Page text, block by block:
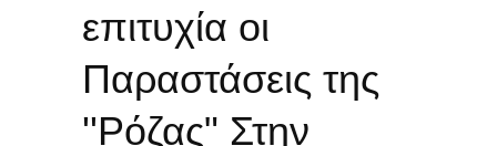
επιτυχία οι
Παραστάσεις της
''Ρόζας" Στην